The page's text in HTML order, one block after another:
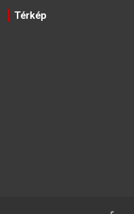
Térkép